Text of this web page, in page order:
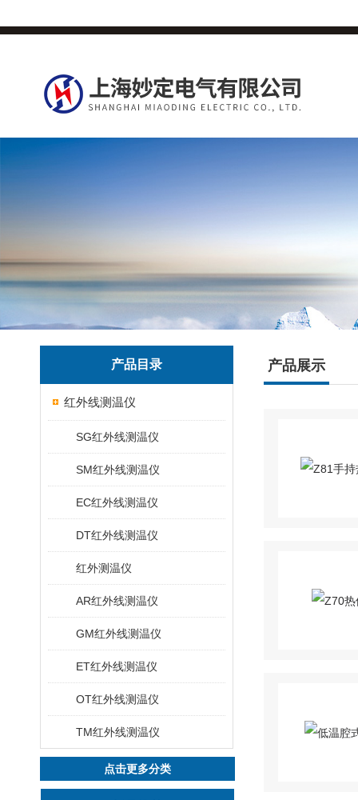
产品目录
红外线测温仪
SG红外线测温仪
SM红外线测温仪
EC红外线测温仪
DT红外线测温仪
红外测温仪
AR红外线测温仪
GM红外线测温仪
ET红外线测温仪
OT红外线测温仪
TM红外线测温仪
点击更多分类
产品展示